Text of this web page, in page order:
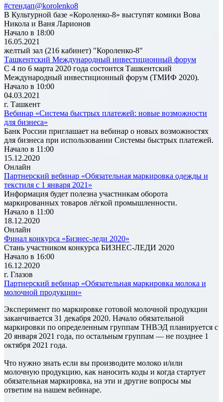
#стендап@korolenko8
В Культурной базе «Короленко-8» выступят комики Вова
Никола и Ваня Ларионов
Начало в 18:00
16.05.2021
желтый зал (216 кабинет) "Короленко-8"
Ташкентский Международный инвестиционный форум
С 4 по 6 марта 2020 года состоится Ташкентский
Международный инвестиционный форум (ТМИФ 2020).
Начало в 10:00
04.03.2021
г. Ташкент
Вебинар «Система быстрых платежей: новые возможности
для бизнеса»
Банк России приглашает на вебинар о новых возможностях
для бизнеса при использовании Системы быстрых платежей.
Начало в 11:00
15.12.2020
Онлайн
Партнерский вебинар «Обязательная маркировка одежды и
текстиля с 1 января 2021»
Информация будет полезна участникам оборота
маркированных товаров лёгкой промышленности.
Начало в 11:00
18.12.2020
Онлайн
Финал конкурса «Бизнес-леди 2020»
Стань участником конкурса БИЗНЕС-ЛЕДИ 2020
Начало в 16:00
16.12.2020
г. Глазов
Партнерский вебинар «Обязательная маркировка молока и
молочной продукции»
Эксперимент по маркировке готовой молочной продукции
заканчивается 31 декабря 2020. Начало обязательной
маркировки по определенным группам ТНВЭД планируется с
20 января 2021 года, по остальным группам — не позднее 1
октября 2021 года.
Что нужно знать если вы производите молоко и/или
молочную продукцию, как наносить коды и когда стартует
обязательная маркировка, на эти и другие вопросы мы
ответим на нашем вебинаре.